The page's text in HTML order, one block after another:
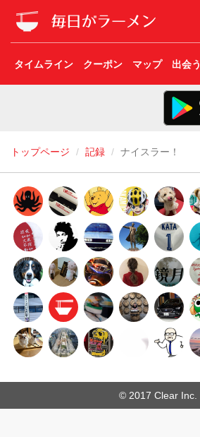
タイムライン クーポン マップ 出会う
トップページ 記録 ナイスラー！
© 2017 Clear Inc.